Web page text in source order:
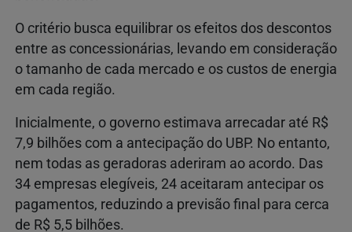
O critério busca equilibrar os efeitos dos descontos
entre as concessionárias, levando em consideração
o tamanho de cada mercado e os custos de energia
em cada região.
Inicialmente, o governo estimava arrecadar até R$
7,9 bilhões com a antecipação do UBP. No entanto,
nem todas as geradoras aderiram ao acordo. Das
34 empresas elegíveis, 24 aceitaram antecipar os
pagamentos, reduzindo a previsão final para cerca
de R$ 5,5 bilhões.